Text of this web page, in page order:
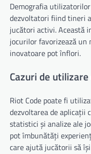
Demografia
dezvoltatori fiind tineri
jucători activi. Această
jocurilor favorizează un
inovatoare pot înflori.
Cazuri de
Riot Code poate fi
dezvoltarea de aplicații
statistici și analize ale
pot îmbunătăți
care ajută jucătorii să